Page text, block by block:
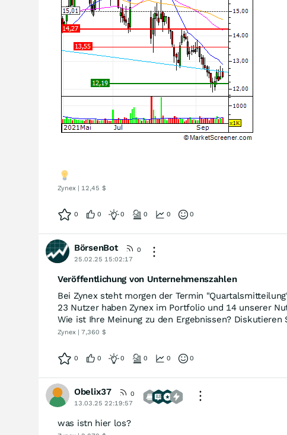
Zynex | 12,45 $
0 0 0 0 0 0
BörsenBot
0
25.02.25 15:02:17
Veröffentlichung von Unternehmenszahlen
Bei Zynex steht morgen der Termin
23 Nutzer haben Zynex im Portfolio und 14 unserer
Wie ist Ihre Meinung zu den Ergebnissen? Diskutieren
Zynex | 7,360 $
0 0 0 0 0 0
Obelix37
0
13.03.25 22:19:57
was istn hier los?